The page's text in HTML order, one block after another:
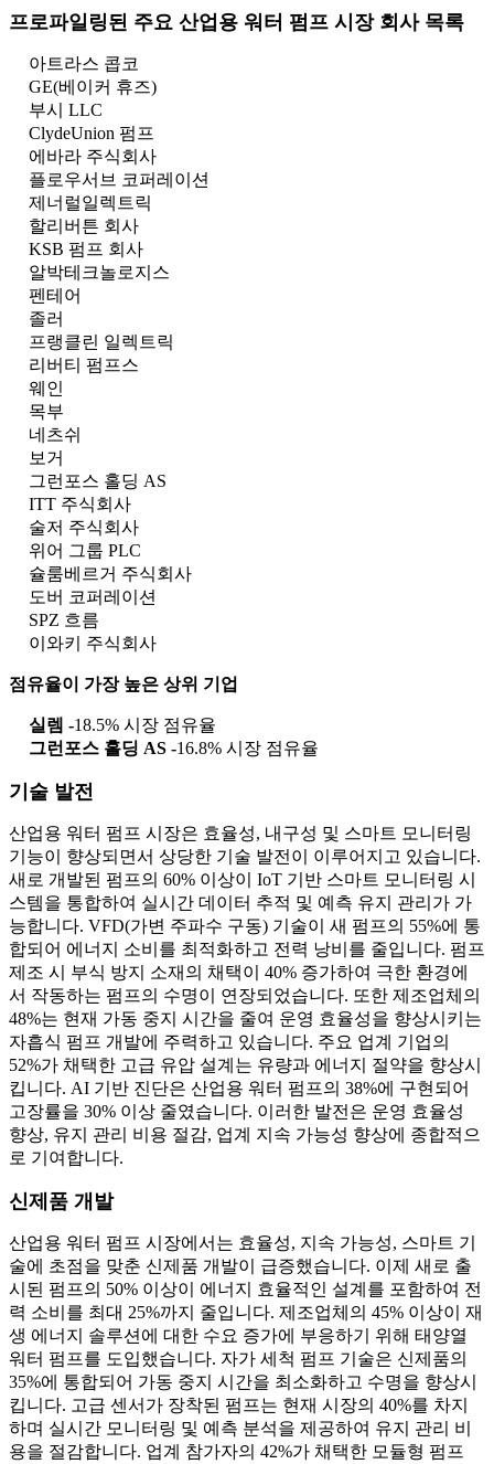
프로파일링된 주요 산업용 워터 펌프 시장 회사 목록
아트라스 콥코
GE(베이커 휴즈)
부시 LLC
ClydeUnion 펌프
에바라 주식회사
플로우서브 코퍼레이션
제너럴일렉트릭
할리버튼 회사
KSB 펌프 회사
알박테크놀로지스
펜테어
졸러
프랭클린 일렉트릭
리버티 펌프스
웨인
목부
네츠쉬
보거
그런포스 홀딩 AS
ITT 주식회사
술저 주식회사
위어 그룹 PLC
슐룸베르거 주식회사
도버 코퍼레이션
SPZ 흐름
이와키 주식회사
점유율이 가장 높은 상위 기업
실렘 -18.5% 시장 점유율
그런포스 홀딩 AS -16.8% 시장 점유율
기술 발전
산업용 워터 펌프 시장은 효율성, 내구성 및 스마트 모니터링
기능이 향상되면서 상당한 기술 발전이 이루어지고 있습니다.
새로 개발된 펌프의 60% 이상이 IoT 기반 스마트 모니터링 시
스템을 통합하여 실시간 데이터 추적 및 예측 유지 관리가 가
능합니다. VFD(가변 주파수 구동) 기술이 새 펌프의 55%에 통
합되어 에너지 소비를 최적화하고 전력 낭비를 줄입니다. 펌프
제조 시 부식 방지 소재의 채택이 40% 증가하여 극한 환경에
서 작동하는 펌프의 수명이 연장되었습니다. 또한 제조업체의
48%는 현재 가동 중지 시간을 줄여 운영 효율성을 향상시키는
자흡식 펌프 개발에 주력하고 있습니다. 주요 업계 기업의
52%가 채택한 고급 유압 설계는 유량과 에너지 절약을 향상시
킵니다. AI 기반 진단은 산업용 워터 펌프의 38%에 구현되어
고장률을 30% 이상 줄였습니다. 이러한 발전은 운영 효율성
향상, 유지 관리 비용 절감, 업계 지속 가능성 향상에 종합적으
로 기여합니다.
신제품 개발
산업용 워터 펌프 시장에서는 효율성, 지속 가능성, 스마트 기
술에 초점을 맞춘 신제품 개발이 급증했습니다. 이제 새로 출
시된 펌프의 50% 이상이 에너지 효율적인 설계를 포함하여 전
력 소비를 최대 25%까지 줄입니다. 제조업체의 45% 이상이 재
생 에너지 솔루션에 대한 수요 증가에 부응하기 위해 태양열
워터 펌프를 도입했습니다. 자가 세척 펌프 기술은 신제품의
35%에 통합되어 가동 중지 시간을 최소화하고 수명을 향상시
킵니다. 고급 센서가 장착된 펌프는 현재 시장의 40%를 차지
하며 실시간 모니터링 및 예측 분석을 제공하여 유지 관리 비
용을 절감합니다. 업계 참가자의 42%가 채택한 모듈형 펌프